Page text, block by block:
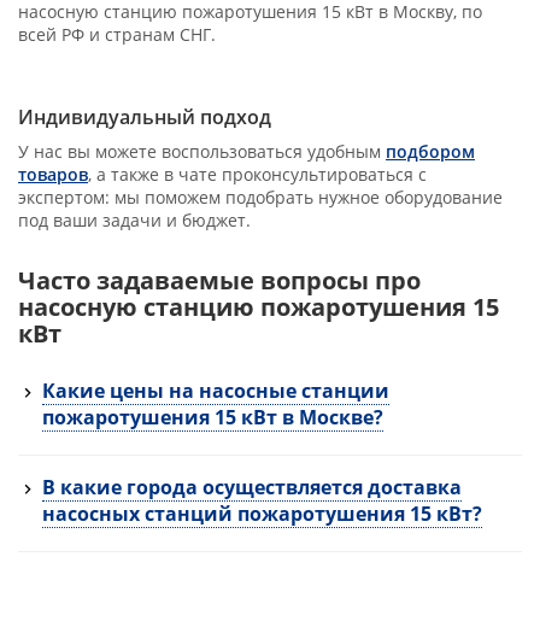
насосную станцию пожаротушения 15 кВт в Москву, по
всей РФ и странам СНГ.
Индивидуальный подход
У нас вы можете воспользоваться удобным подбором
товаров, а также в чате проконсультироваться с
экспертом: мы поможем подобрать нужное оборудование
под ваши задачи и бюджет.
Часто задаваемые вопросы про
насосную станцию пожаротушения 15
кВт
Какие цены на насосные станции
пожаротушения 15 кВт в Москве?
В какие города осуществляется доставка
насосных станций пожаротушения 15 кВт?